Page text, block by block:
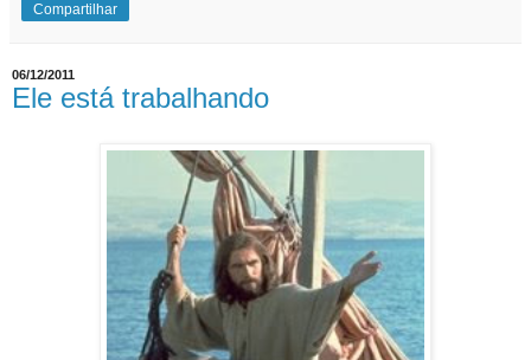
Compartilhar
06/12/2011
Ele está trabalhando